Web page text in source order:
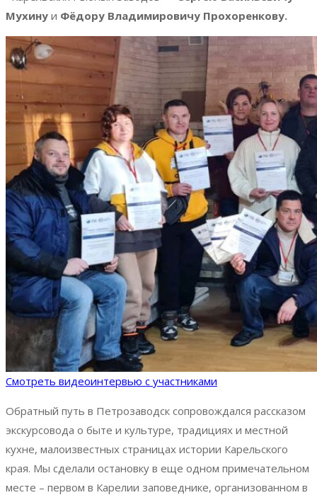
Мухину и Фёдору Владимировичу Прохоренкову.
Смотреть видеоинтервью с участниками
Обратный путь в Петрозаводск сопровождался рассказом
экскурсовода о быте и культуре, традициях и местной
кухне, малоизвестных страницах истории Карельского
края. Мы сделали остановку в еще одном примечательном
месте – первом в Карелии заповеднике, организованном в